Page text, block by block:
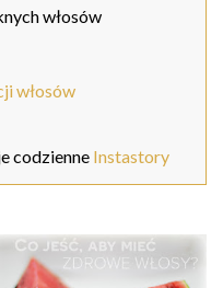
włosów
włosów
codzienne Instastory